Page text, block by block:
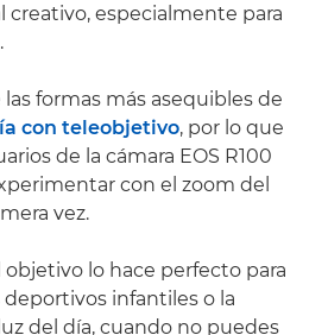
especialmente para
formas más asequibles de
con teleobjetivo, por lo que
de la cámara EOS R100
con el zoom del
vez.
objetivo lo hace perfecto para
infantiles o la
del día, cuando no puedes